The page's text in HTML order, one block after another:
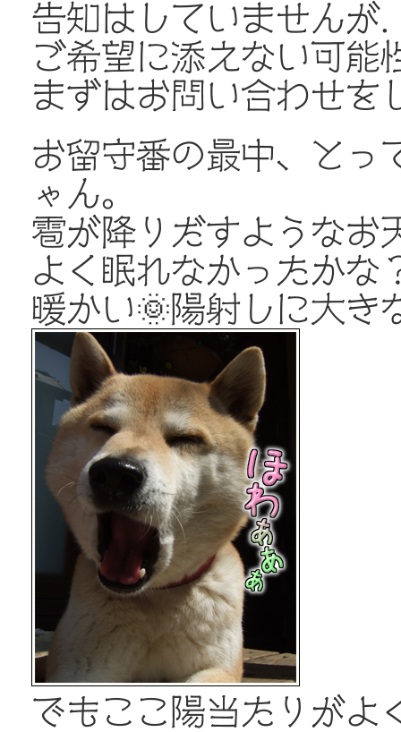
告知はしていませんが
ご希望に添えない可能
まずはお問い合わせを
お留守番の最中、とっ
ゃん。
雹が降りだすようなお
よく眠れなかったかな
暖かい🌞陽射しに大き
でもここ陽当たりがよ